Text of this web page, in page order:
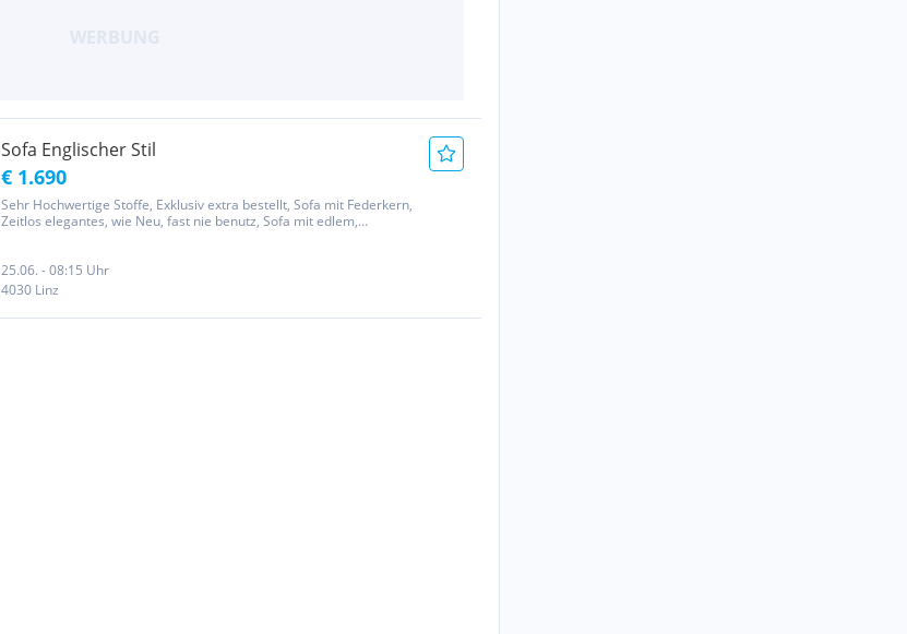
Sofa Englischer Stil
€ 1.690
Sehr Hochwertige Stoffe, Exklusiv extra bestellt, Sofa mit Federkern,
Zeitlos elegantes, wie Neu, fast nie benutz, Sofa mit edlem,
25.06. - 08:15 Uhr
4030 Linz